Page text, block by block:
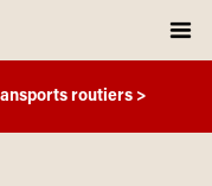
routiers >